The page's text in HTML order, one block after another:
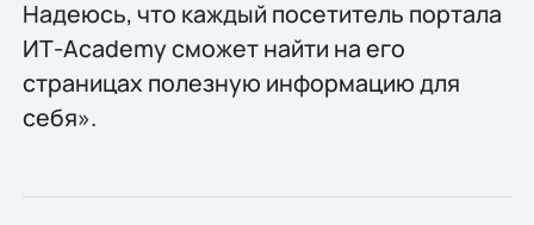
Надеюсь, что каждый посетитель портала
ИТ-Academy сможет найти на его
страницах полезную информацию для
себя».